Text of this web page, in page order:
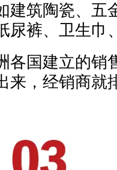
建筑陶瓷、五
尿裤、卫生巾
国建立的销
来，经销商就